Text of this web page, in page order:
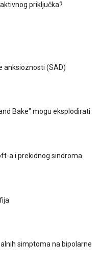
priključka?
anksioznosti (SAD)
Bake" mogu eksplodirati
a i prekidnog sindroma
simptoma na bipolarne